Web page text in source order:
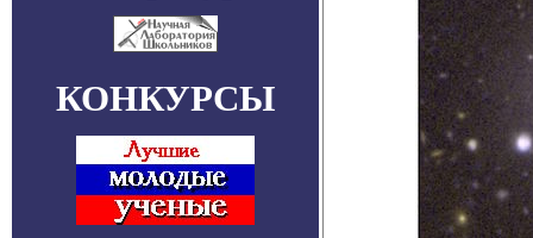
КОНКУРСЫ